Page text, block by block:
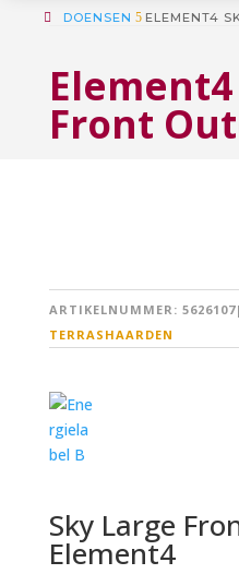
DOENSEN 5 ELEMENT4
Front
ARTIKELNUMMER:
TERRASHAARDEN
Sky Large
Element4